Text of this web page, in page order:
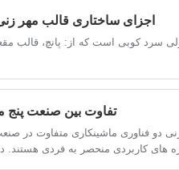
قیمت مناسب است که نیازهای
استحمام سالمندان و افراد دارای
محصولات آن از مواد ضخیم و پایدار
کار خوب، کانال های تدارکات
چندین کشور با موفقیت باز کرده است.
اجزای ساختاری قالب مهر
تفاوت بین صنعت پنج
دو فناوری ماشینکاری متفاوت در
های کاربردی منحصر به فردی هستند.